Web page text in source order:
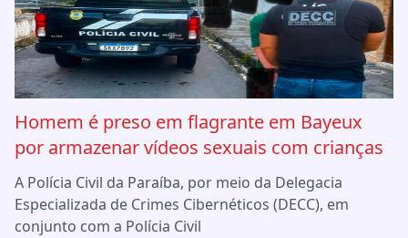
Homem é preso em flagrante em Bayeux
por armazenar vídeos sexuais com crianças
A Polícia Civil da Paraíba, por meio da Delegacia
Especializada de Crimes Cibernéticos (DECC), em
conjunto com a Polícia Civil